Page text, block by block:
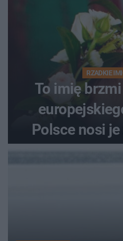
RZADKIE
To imię
Polsce nosi